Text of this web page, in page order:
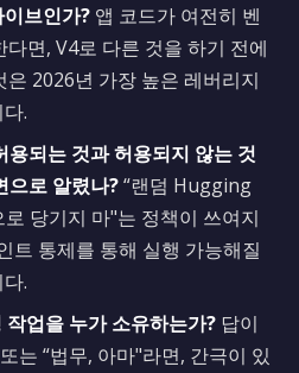
브인가? 앱 코드가 여전히 벤
다면, V4로 다른 것을 하기 전에
은 2026년 가장 높은 레버리지
.
용되는 것과 허용되지 않는 것
으로 알렸나?“랜덤 Hugging
당기지 마"는 정책이 쓰여지
트 통제를 통해 실행 가능해질
.
업을 누가 소유하는가? 답이
는 “법무, 아마"라면, 간극이 있